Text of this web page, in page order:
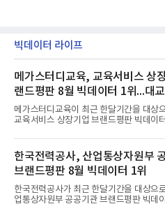
빅데이터 라이프
메가스터디교육, 교육서비스 상
랜드평판 8월 빅데이터 1위...대
메가스터디교육이 최근 한달기간을 대상
교육서비스 상장기업 브랜드평판 빅데이
일 한국기업평판연구소(소장 구창환)는
비스 상장기업 브랜드를 대상으로 지난 7
8월 7일까지 수집된 소비자 빅데이터
을 분석한 결과, 메가스터디교육이 브랜드
1,710,926을 기록하며 8월 1위에 올랐다
분석에 활용된 빅데이터는 지난 7월
비 6.14% 증가한 수치로, 교육서비스 상
한국전력공사, 산업통상자원부
브랜드평판 8월 빅데이터 1위
한국전력공사가 최근 한달기간을 대상으
업통상자원부 공공기관 브랜드평판 빅데